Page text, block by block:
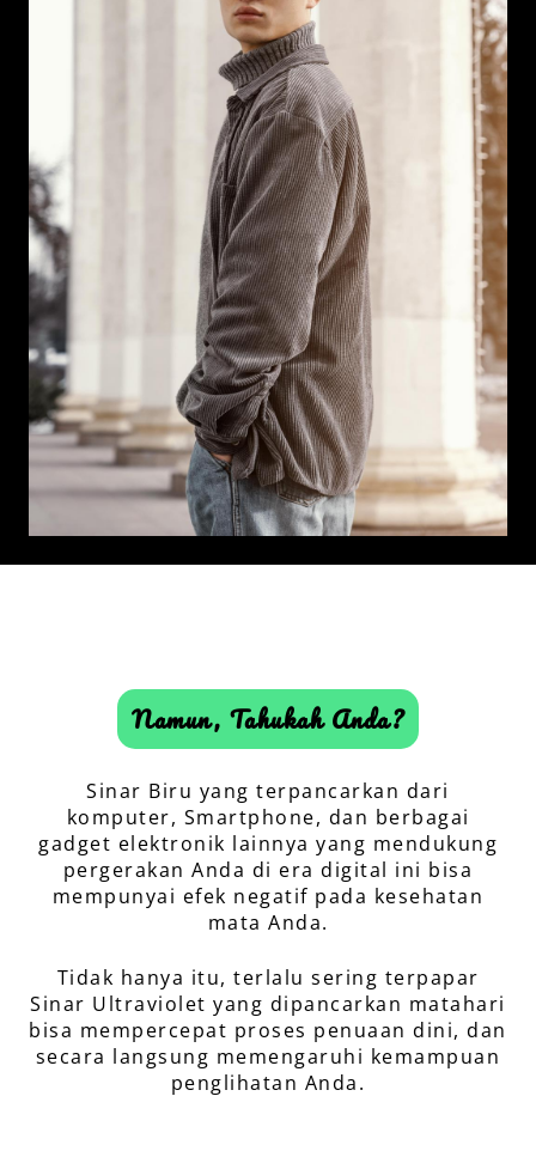
Namun, Tahukah Anda?
Sinar Biru yang terpancarkan dari
komputer, Smartphone, dan berbagai
gadget elektronik lainnya yang mendukung
pergerakan Anda di era digital ini bisa
mempunyai efek negatif pada kesehatan
mata Anda.
Tidak hanya itu, terlalu sering terpapar
Sinar Ultraviolet yang dipancarkan matahari
bisa mempercepat proses penuaan dini, dan
secara langsung memengaruhi kemampuan
penglihatan Anda.